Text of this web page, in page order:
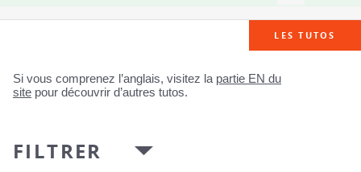
LES TUTOS
Si vous comprenez l’anglais, visitez la partie EN du
site pour découvrir d’autres tutos.
FILTRER